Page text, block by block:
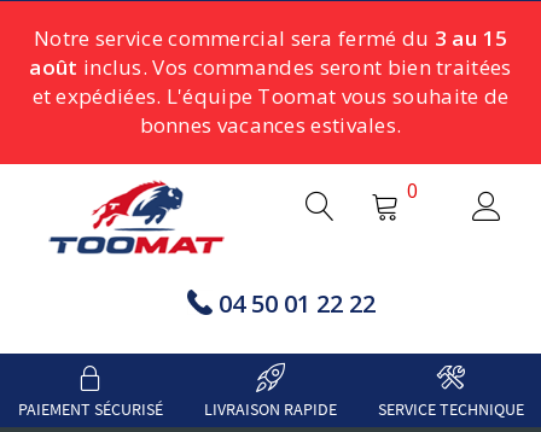
Notre service commercial sera fermé du 3 au 15
août inclus. Vos commandes seront bien traitées
et expédiées. L'équipe Toomat vous souhaite de
bonnes vacances estivales.
04 50 01 22 22
0
PAIEMENT SÉCURISÉ LIVRAISON RAPIDE SERVICE TECHNIQUE